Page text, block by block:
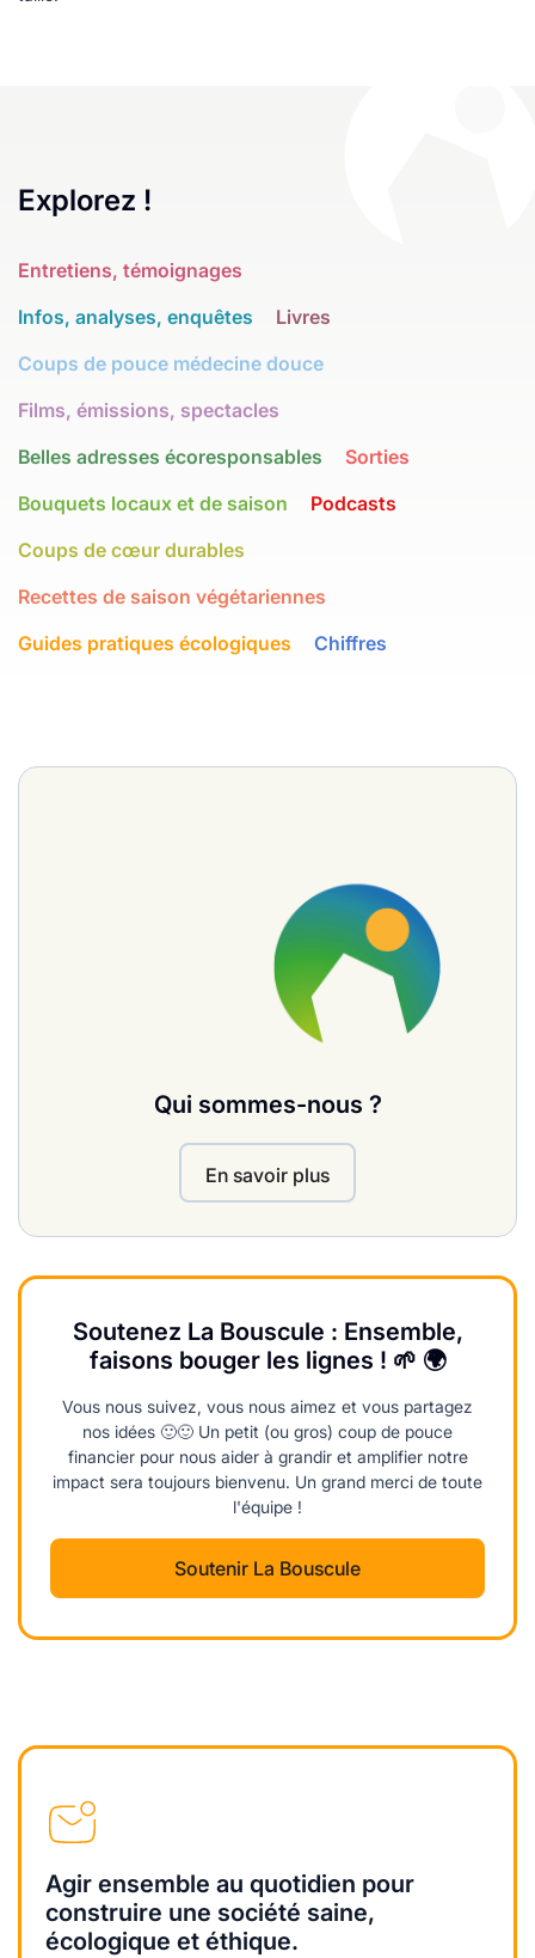
Explorez !
Entretiens, témoignages
Infos, analyses, enquêtes
Livres
Coups de pouce médecine douce
Films, émissions, spectacles
Belles adresses écoresponsables
Sorties
Bouquets locaux et de saison
Podcasts
Coups de cœur durables
Recettes de saison végétariennes
Guides pratiques écologiques
Chiffres
Qui sommes-nous ?
En savoir plus
Soutenez La Bouscule : Ensemble,
faisons bouger les lignes ! 🌱 🌍
Vous nous suivez, vous nous aimez et vous partagez
nos idées 🙂🙂 Un petit (ou gros) coup de pouce
financier pour nous aider à grandir et amplifier notre
impact sera toujours bienvenu. Un grand merci de toute
l'équipe !
Soutenir La Bouscule
Agir ensemble au quotidien pour
construire une société saine,
écologique et éthique.